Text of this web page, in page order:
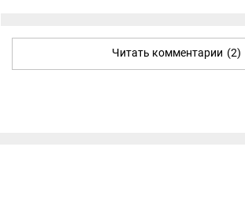
Читать комментарии (2)